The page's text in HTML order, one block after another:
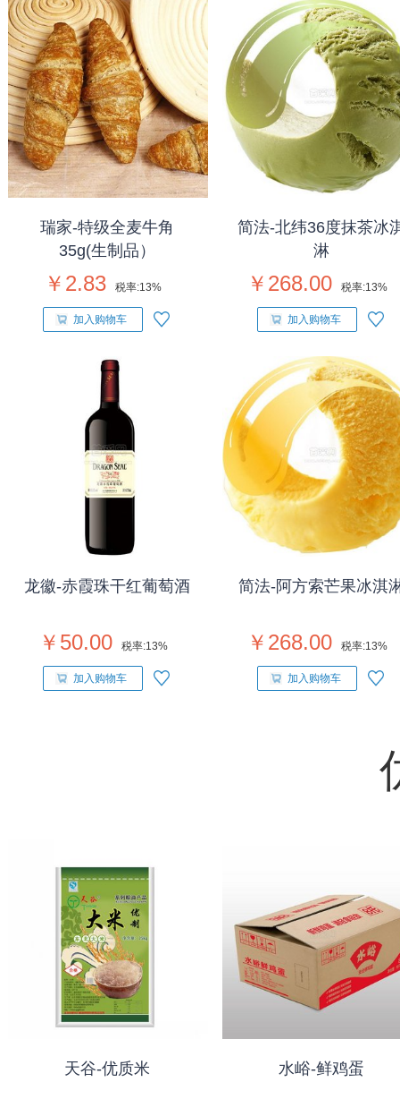
瑞家-特级全麦牛角
35g(生制品）
￥2.83 税率:13%
加入购物车
简法-北纬36度抹茶冰
淋
￥268.00 税率:13%
加入购物车
龙徽-赤霞珠干红葡萄酒
￥50.00 税率:13%
加入购物车
简法-阿方索芒果冰淇
￥268.00 税率:13%
加入购物车
天谷-优质米 水峪-鲜鸡蛋